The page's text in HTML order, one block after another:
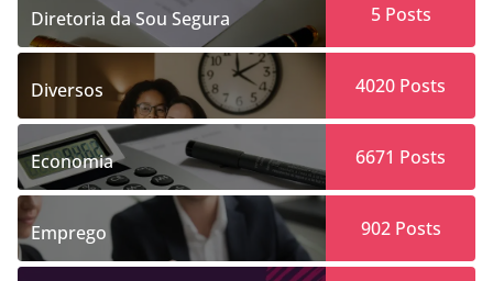
Diretoria da Sou Segura 5Posts
Diversos 4020 Posts
Economia 6671 Posts
Emprego 902Posts